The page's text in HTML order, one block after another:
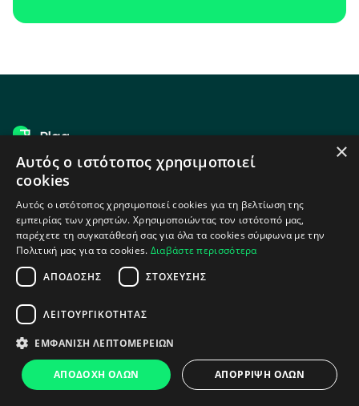
Λύσεις
Εκπαιδευτικοί
Πανεπιστήμιο
Επιχείρηση
Αφαίρεση λογοκλοπής
Ανθρωποποιήστε το κείμενο
×
Αυτός ο ιστότοπος χρησιμοποιεί
cookies
Αυτός ο ιστότοπος χρησιμοποιεί cookies για τη βελτίωση της
εμπειρίας των χρηστών. Χρησιμοποιώντας τον ιστότοπό μας,
παρέχετε τη συγκατάθεσή σας για όλα τα cookies σύμφωνα με την
Πολιτική μας για τα cookies. Διαβάστε περισσότερα
ΑΠΌΔΟΣΗΣ
ΣΤΌΧΕΥΣΗΣ
ΛΕΙΤΟΥΡΓΙΚΌΤΗΤΑΣ
ΕΜΦΆΝΙΣΗ ΛΕΠΤΟΜΕΡΕΙΏΝ
ΑΠΟΔΟΧΉ ΌΛΩΝ ΑΠΌΡΡΙΨΗ ΌΛΩΝ